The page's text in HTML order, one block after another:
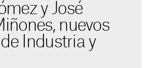
y José
nuevos
Industria y